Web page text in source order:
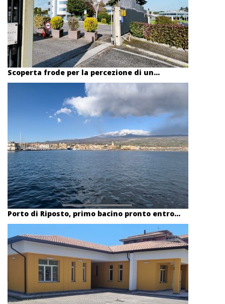
Scoperta frode per la percezione di un...
Porto di Riposto, primo bacino pronto entro...